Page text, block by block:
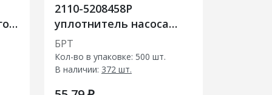
2110-5208458Р
уплотнитель насоса
омывателя
БРТ
Кол-во в упаковке: 500 шт.
В наличии: 372 шт.